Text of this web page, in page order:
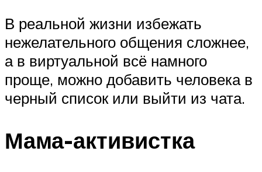
В реальной жизни избежать
нежелательного общения сложнее,
а в виртуальной всё намного
проще, можно добавить человека в
черный список или выйти из чата.
Мама-активистка